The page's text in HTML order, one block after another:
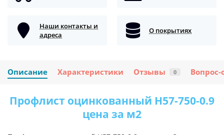
Наши контакты и
адреса
О покрытиях
Описание Характеристики Отзывы 0 Вопрос-
Профлист оцинкованный H57-750-0.9
цена за м2